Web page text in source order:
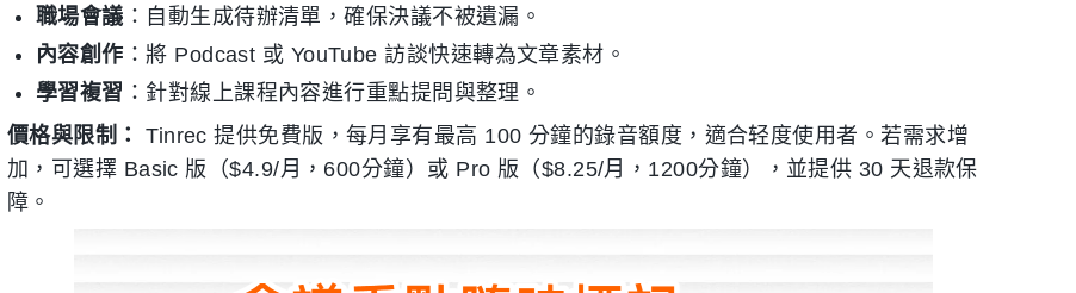
職場會議 ：自動生成待辦清單，確保決議不被遺漏。
內容創作 ：將 Podcast 或 YouTube 訪談快速轉為文章素材。
學習複習 ：針對線上課程內容進行重點提問與整理。
價格與限制：
Tinrec 提供免費版，每月享有最高 100 分鐘的錄音額度，適合轻度使用者。若需求增
加，可選擇 Basic 版（$4.9/月，600分鐘）或 Pro 版（$8.25/月，1200分鐘），並提供 30 天退款保
障。